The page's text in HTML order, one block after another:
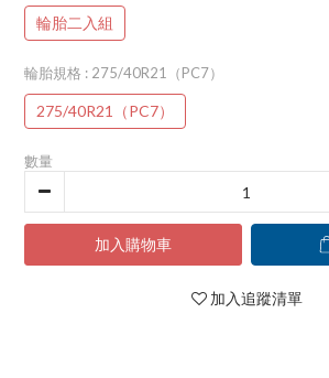
輪胎二入組
輪胎規格 : 275/40R21（PC7）
275/40R21（PC7）
數量
加入購物車
加入追蹤清單